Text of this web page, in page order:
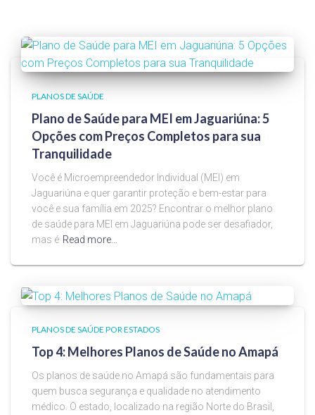
PLANOS DE SAÚDE
Plano de Saúde para MEI em Jaguariúna: 5
Opções com Preços Completos para sua
Tranquilidade
Você é Microempreendedor Individual (MEI) em
Jaguariúna e quer garantir proteção e bem-estar para
você e sua família em 2025? Encontrar o melhor plano
de saúde para MEI em Jaguariúna pode ser desafiador,
mas é Read more…
PLANOS DE SAÚDE POR ESTADOS
Top 4: Melhores Planos de Saúde no Amapá
Os planos de saúde no Amapá são fundamentais para
quem busca segurança e qualidade no atendimento
médico. O estado, localizado na região Norte do Brasil,